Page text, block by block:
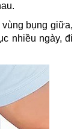
bụng giữa,
nhiều ngày, đi